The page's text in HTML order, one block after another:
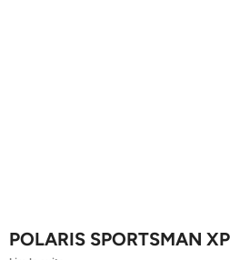
POLARIS SPORTSMAN